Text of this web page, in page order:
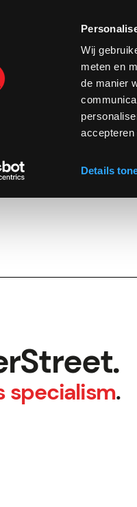
Wij
meten en
de manier
Details
specialism.